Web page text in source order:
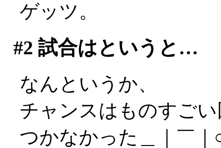
ゲッツ。
#2 試合はというと…
なんというか、
チャンスはものすご
つかなかった＿｜￣｜